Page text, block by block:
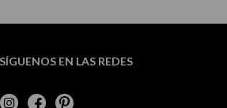
SÍGUENOS EN LAS REDES